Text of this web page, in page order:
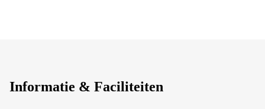
Informatie & Faciliteiten